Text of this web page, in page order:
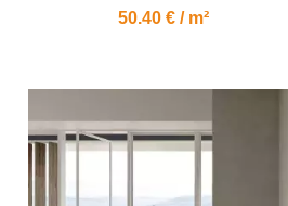
50.40 € / m²